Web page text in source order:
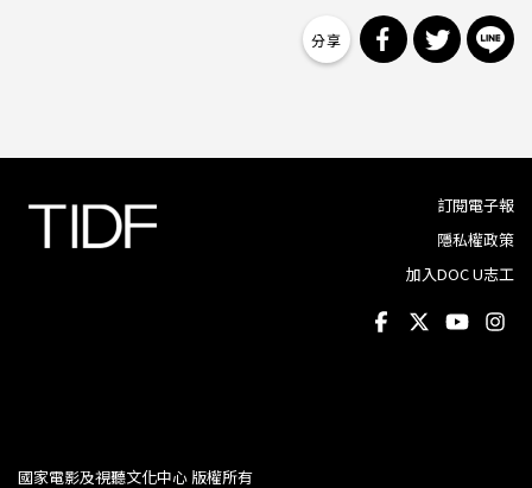
分享到分享到
訂閱電子報
隱私權政策
加入DOC U志工
國家電影及視聽文化中心 版權所有